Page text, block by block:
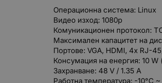
Операционна система: Linux
Видео изход: 1080p
Комуникационен протокол:
Максимален капацитет на
Портове: VGA, HDMI, 4x RJ-
Консумация на енергия: 10 W
Захранване: 48 V / 1.35 A
Работна температура: -10°C ~